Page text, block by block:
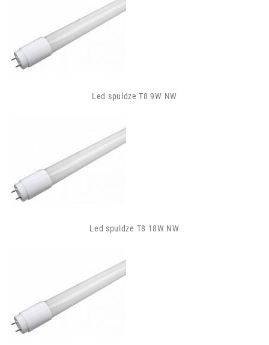
Led spuldze T8 9W NW
Led spuldze T8 18W NW